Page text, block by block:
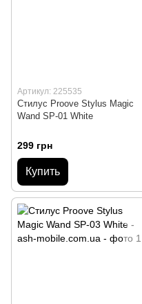
Артикул: 225535
Стилус Proove Stylus Magic
Wand SP-01 White
299 грн
Купить